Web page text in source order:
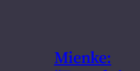
Mienke: